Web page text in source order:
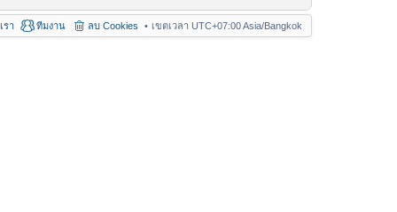
เขตเวลา UTC+07:00 Asia/Bangkok
ลบ Cookies
ทีมงาน
รา